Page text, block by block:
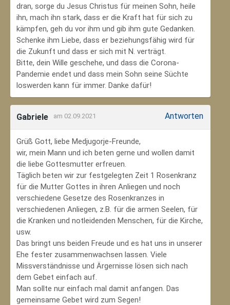
dran, sorge du Jesus Christus für meinen Sohn‚ heile
ihn, mach ihn stark, dass er die Kraft hat für sich zu
kämpfen, geh du vor ihm und gib ihm gute Gedanken.
Schenke ihm Liebe, dass er beziehungsfähig wird für
die Zukunft und dass er sich mit N. verträgt.
Bitte, dein Wille geschehe, und dass die Corona-
Pandemie endet und dass mein Sohn seine Süchte
loswerden kann für immer. Danke dafür!
Gabriele am 02.09.2021 Antworten
Grüß Gott, liebe Medjugorje-Freunde,
wir, mein Mann und ich beten gerne und wollen damit
die liebe Gottesmutter erfreuen.
Täglich beten wir zur festgelegten Zeit 1 Rosenkranz
für die Mutter Gottes in ihren Anliegen und noch
verschiedene Gesetze des Rosenkranzes in
verschiedenen Anliegen, z.B. für die armen Seelen, für
die Kranken und notleidenden Menschen, für die Kirche,
usw.
Das bringt uns beiden Freude und es hat uns in unserer
Ehe fester zusammenwachsen lassen. Viele
Missverständnisse und Ärgernisse lösen sich nach
dem Gebet einfach auf.
Man sollte nur einfach mal damit anfangen. Das
gemeinsame Gebet wird zum Segen!